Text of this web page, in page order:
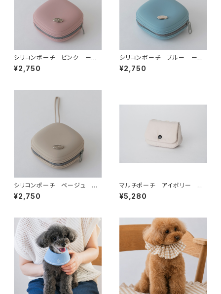
シリコンポーチ ピンク ー
マナーポーチ トリーツポー
チ おやつ缶
¥2,750
シリコンポーチ ブルー ー
マナーポーチ プ トリーツポ
ーチ おやつ缶
¥2,750
シリコンポーチ ベージュ
ー マナーポーチ トリーツ
ポーチ おやつ缶
¥2,750
マルチポーチ アイボリー
ー マナーポーチ トリーツポ
ーチ おやつ缶ケース
¥5,280